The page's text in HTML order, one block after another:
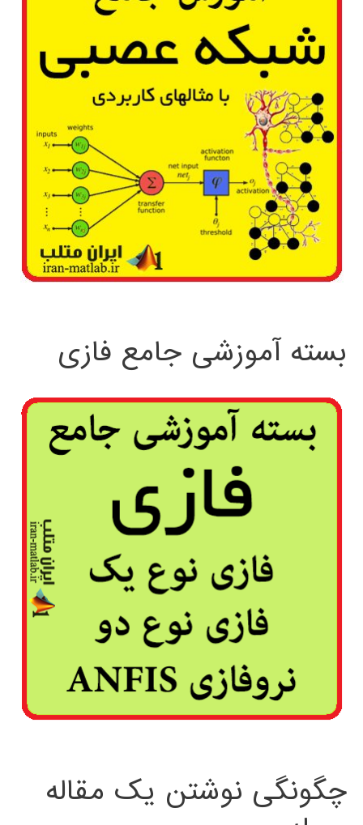
بسته آموزشی جامع فازی
چگونگی نوشتن یک مقاله